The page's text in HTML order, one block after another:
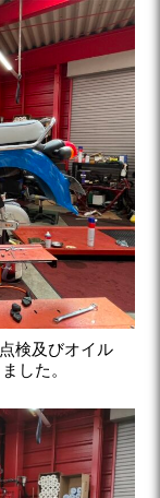
検及びオイル
した。